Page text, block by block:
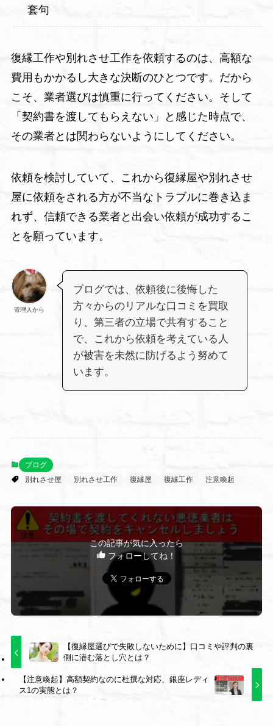
套句
復縁工作や別れさせ工作を依頼するのは、高額な
費用もかかるし大きな決断のひとつです。だから
こそ、業者選びは慎重に行ってください。そして
「契約書を渡してもらえない」と感じた時点で、
その業者とは関わらないようにしてください。
依頼を検討していて、これから復縁屋や別れさせ
屋に依頼をされる方が不当なトラブルに巻き込ま
れず、信頼できる業者と出会い依頼が成功するこ
とを願っています。
管理人から
ブログでは、依頼後に後悔した
方々からのリアルな口コミを買取
り、第三者の立場で共有すること
で、これから依頼を考えている人
が被害を未然に防げるよう努めて
います。
ブログ
別れさせ屋
別れさせ工作 復縁屋 復縁工作 注意喚起
この記事が気に入ったら
フォローしてね！
【復縁屋選びで失敗しないために】口コミや評判の裏
側に潜む落とし穴とは？
【注意喚起】高額契約なのに杜撰な対応、銀座レディ
ス1の実態とは？